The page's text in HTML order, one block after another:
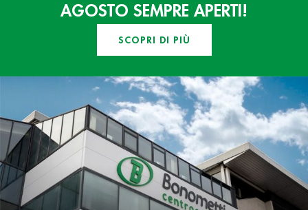
AGOSTO SEMPRE APERTI!
SCOPRI DI PIÙ